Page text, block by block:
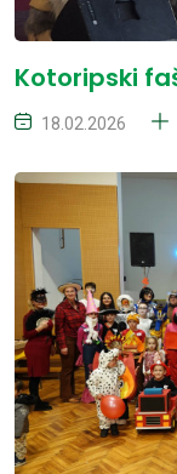
Kotoripski
18.02.2026